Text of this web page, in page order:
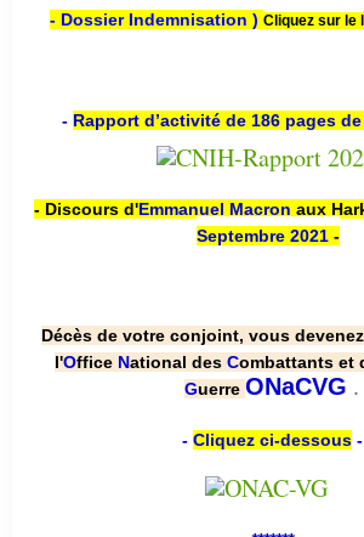
- Dossier Indemnisation ) Cliquez sur le
- Rapport d’activité de 186 pages de
- Discours d'Emmanuel Macron aux
Septembre 2021 -
Décès de votre conjoint, vous
l'Office National des Combattants et
Guerre ONaCVG .
- Cliquez ci-dessous-